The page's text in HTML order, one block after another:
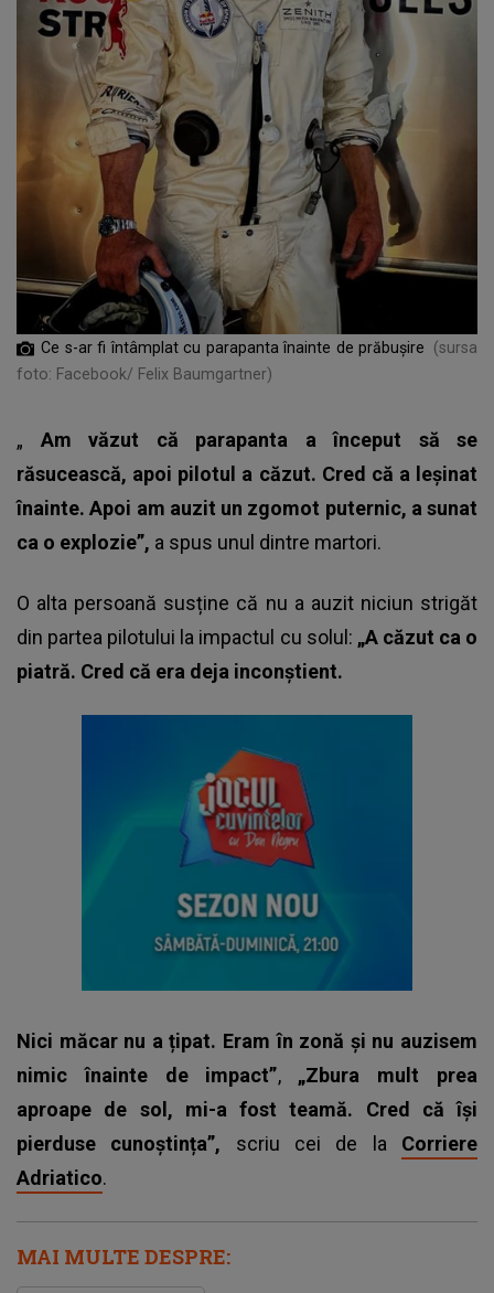
Ce s-ar fi întâmplat cu parapanta înainte de prăbuşire
(sursa
foto: Facebook/ Felix Baumgartner)
„ Am văzut că parapanta a început să se
răsucească, apoi pilotul a căzut. Cred că a leșinat
înainte. Apoi am auzit un zgomot puternic, a sunat
ca o explozie”, a spus unul dintre martori.
O alta persoană susține că nu a auzit niciun strigăt
din partea pilotului la impactul cu solul: „A căzut ca o
piatră. Cred că era deja inconștient.
Nici măcar nu a țipat. Eram în zonă și nu auzisem
nimic înainte de impact”, „Zbura mult prea
aproape de sol, mi-a fost teamă. Cred că își
pierduse cunoștința”, scriu cei de la Corriere
Adriatico.
MAI MULTE DESPRE: